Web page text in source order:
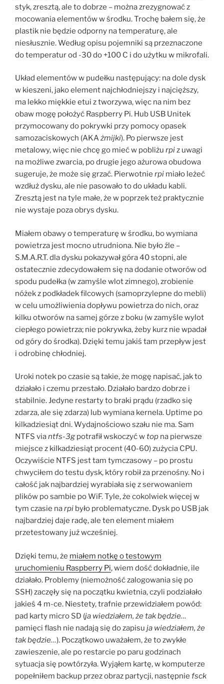
styk, zresztą, ale to dobrze – można zrezygnować z
mocowania elementów w środku. Trochę bałem się, że
plastik nie będzie odporny na temperaturę, ale
niesłusznie. Według opisu pojemniki są przeznaczone
do temperatur od -30 do +100 C i do użytku w mikrofali.
Układ elementów w pudełku następujący: na dole dysk
w kieszeni, jako element najchłodniejszy i najcięższy,
ma lekko miękkie etui z tworzywa, więc na nim bez
obaw mogę położyć Raspberry Pi. Hub USB Unitek
przymocowany do pokrywki przy pomocy opasek
samozaciskowych (AKAżmijki). Po pierwsze jest
metalowy, więc nie chcę go mieć w pobliżu rpiz uwagi
na możliwe zwarcia, po drugie jego ażurowa obudowa
sugeruje, że może się grzać. Pierwotnie rpi miało leżeć
wzdłuż dysku, ale nie pasowało to do układu kabli.
Zresztą jest na tyle małe, że w poprzek też praktycznie
nie wystaje poza obrys dysku.
Miałem obawy o temperaturę w środku, bo wymiana
powietrza jest mocno utrudniona. Nie było źle –
S.M.A.R.T. dla dysku pokazywał góra 40 stopni, ale
ostatecznie zdecydowałem się na dodanie otworów od
spodu pudełka (w zamyśle wlot zimnego), zrobienie
nóżek z podkładek filcowych (samoprzylepne do mebli)
w celu umożliwienia dopływu powietrza do nich, oraz
kilku otworów na samej górze z boku (w zamyśle wylot
ciepłego powietrza; nie pokrywka, żeby kurz nie wpadał
od góry do środka). Dzięki temu jakiś tam przepływ jest
i odrobinę chłodniej.
Uroki notek po czasie są takie, że mogę napisać, jak to
działało i czemu przestało. Działało bardzo dobrze i
stabilnie. Jedyne restarty to braki prądu (rzadko się
zdarza, ale się zdarza) lub wymiana kernela. Uptime po
kilkadziesiąt dni. Wydajnościowo szału nie ma. Sam
NTFS viantfs-3g potrafił wskoczyć wtop na pierwsze
miejsce z kilkadziesiąt procent (40-60) zużycia CPU.
Oczywiście NTFS jest tam tymczasowy – po prostu
chwyciłem do testu dysk, który robił za przenośny. No i
całość jak najbardziej wyrabiała się z serwowaniem
plików po sambie po WiF. Tyle, że cokolwiek więcej w
tym czasie narpi było problematyczne. Dysk po USB jak
najbardziej daje radę, ale ten element miałem
przetestowany już wcześniej.
Dzięki temu, że miałem notkę o testowym
uruchomieniu Raspberry Pi, wiem dość dokładnie, ile
działało. Problemy (niemożność zalogowania się po
SSH) zaczęły się na początku kwietnia, czyli podziałało
jakieś 4 m-ce. Niestety, trafnie przewidziałem powód:
pad karty micro SD (ja wiedziałem, że tak będzie…
pamięci flash nie nadają się do zapisu ja wiedziałem, że
tak będzie…). Początkowo uważałem, że to zwykłe
zawieszenie, ale po restarcie po paru godzinach
sytuacja się powtórzyła. Wyjąłem kartę, w komputerze
popełniłem backup przez obraz partycji, następnie fsck